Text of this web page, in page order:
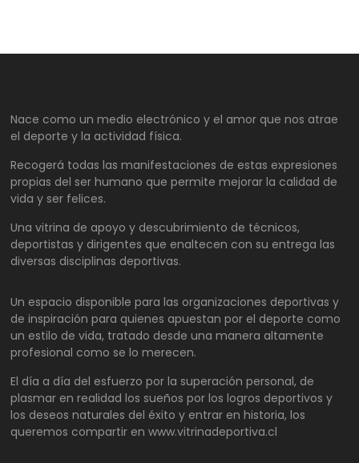
Nace como un medio electrónico y el amor que nos atrae
el deporte y la actividad física.
Recogerá todas las manifestaciones de estas expresiones
propias del ser humano que permite mejorar la calidad de
vida y ser felices.
Una vitrina de apoyo y descubrimiento de técnicos,
deportistas y dirigentes que enaltecen con su entrega las
diversas disciplinas deportivas.
Un espacio disponible para las organizaciones deportivas y
de inspiración para quienes apuestan por el deporte como
un estilo de vida, tratado desde una manera altamente
profesional como se lo merecen.
El día a día del esfuerzo por la superación personal, de
plasmar en realidad los sueños por los logros deportivos y
los deseos naturales del éxito y entrar en historia, los
queremos compartir en www.vitrinadeportiva.cl